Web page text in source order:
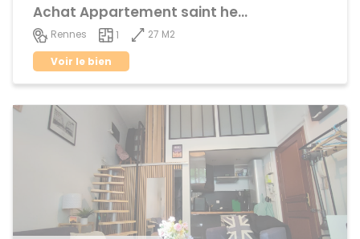
Achat Appartement saint helier
Rennes 1
27 M2
Voir le bien